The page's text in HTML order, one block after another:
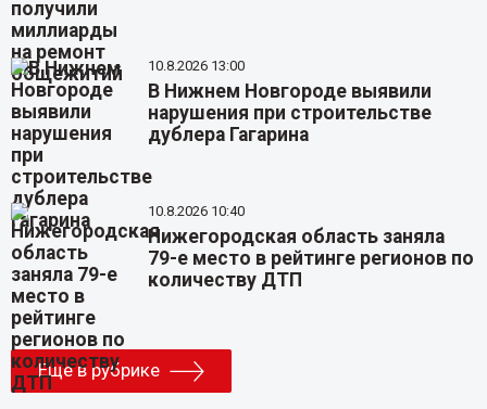
10.8.2026 13:00
В Нижнем Новгороде выявили
нарушения при строительстве
дублера Гагарина
10.8.2026 10:40
Нижегородская область заняла
79-е место в рейтинге регионов по
количеству ДТП
Еще в рубрике